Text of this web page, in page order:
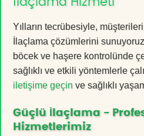
Yılların tecrübesiyle,
İlaçlama çözümlerini
böcek ve haşere kontrolünde
sağlıklı ve etkili yöntemlerle
iletişime geçin ve sağlıklı
Güçlü İlaçlama -
Hizmetlerimiz